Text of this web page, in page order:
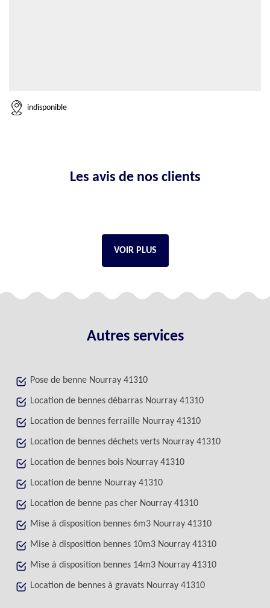
indisponible
Les avis de nos clients
VOIR PLUS
Autres services
Pose de benne Nourray 41310
Location de bennes débarras Nourray 41310
Location de bennes ferraille Nourray 41310
Location de bennes déchets verts Nourray 41310
Location de bennes bois Nourray 41310
Location de benne Nourray 41310
Location de benne pas cher Nourray 41310
Mise à disposition bennes 6m3 Nourray 41310
Mise à disposition bennes 10m3 Nourray 41310
Mise à disposition bennes 14m3 Nourray 41310
Location de bennes à gravats Nourray 41310